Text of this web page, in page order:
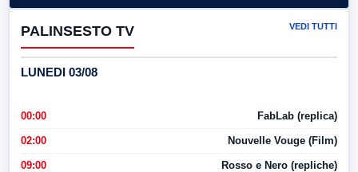
PALINSESTO TV VEDI TUTTI
LUNEDI 03/08
00:00 FabLab (replica)
02:00 Nouvelle Vouge (Film)
09:00 Rosso e Nero (repliche)